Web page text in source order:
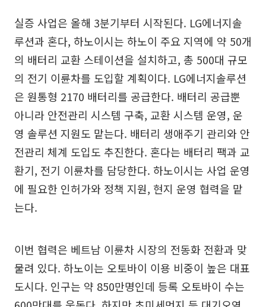
실증 사업은 올해 3분기부터 시작된다. LG에너지솔
루션과 혼다, 하노이시는 하노이 주요 지역에 약 50개
의 배터리 교환 스테이션을 설치하고, 총 500대 규모
의 전기 이륜차를 도입할 계획이다. LG에너지솔루션
은 원통형 2170 배터리를 공급한다. 배터리 공급뿐
아니라 안전관리 시스템 구축, 교환 시스템 운영, 운
영 솔루션 지원도 맡는다. 배터리 생애주기 관리와 안
전관리 체계 도입도 추진한다. 혼다는 배터리 팩과 교
환기, 전기 이륜차를 담당한다. 하노이시는 사업 운영
에 필요한 인허가와 정책 지원, 현지 운영 협력을 맡
는다.
이번 협력은 베트남 이륜차 시장의 전동화 전환과 맞
물려 있다. 하노이는 오토바이 이용 비중이 높은 대표
도시다. 인구는 약 850만명인데 등록 오토바이 수는